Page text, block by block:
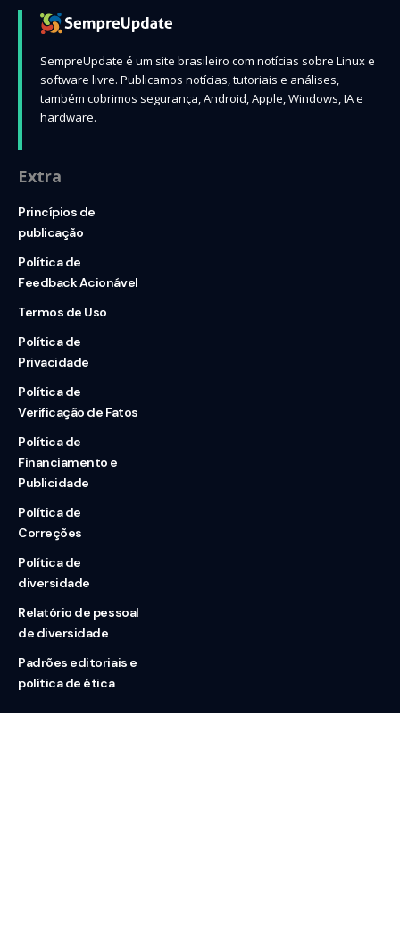
SempreUpdate é um site brasileiro com notícias sobre Linux e
software livre. Publicamos notícias, tutoriais e análises,
também cobrimos segurança, Android, Apple, Windows, IA e
hardware.
Extra
Princípios de
publicação
Política de
Feedback Acionável
Termos de Uso
Política de
Privacidade
Política de
Verificação de Fatos
Política de
Financiamento e
Publicidade
Política de
Correções
Política de
diversidade
Relatório de pessoal
de diversidade
Padrões editoriais e
política de ética